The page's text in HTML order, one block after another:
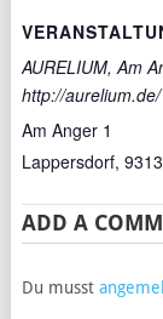
AURELIUM, Am
http://aurelium.de/
Am Anger 1
Lappersdorf,
ADD A
Du musst